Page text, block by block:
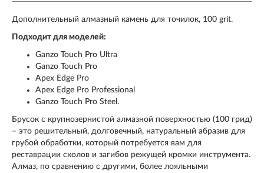
Дополнительный алмазный камень для точилок, 100 grit.
Подходит для моделей:
Ganzo Touch Pro Ultra
Ganzo Touch Pro
Apex Edge Pro
Apex Edge Pro Professional
Ganzo Touch Pro Steel.
Брусок с крупнозернистой алмазной поверхностью (100 грид)
– это решительный, долговечный, натуральный абразив для
грубой обработки, который потребуется вам для
реставрации сколов и загибов режущей кромки инструмента.
Алмаз, по сравнению с другими, более лояльными